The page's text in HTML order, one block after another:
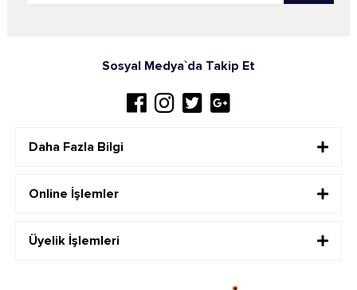
Sosyal Medya`da Takip Et
Daha Fazla Bilgi
Online İşlemler
Üyelik İşlemleri